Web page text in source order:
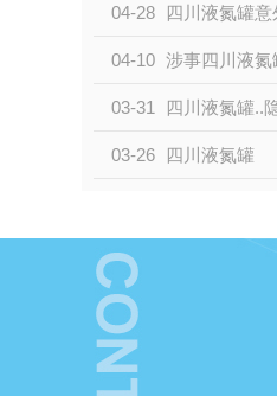
04-28
04-10
03-31
03-26 四川液氮罐